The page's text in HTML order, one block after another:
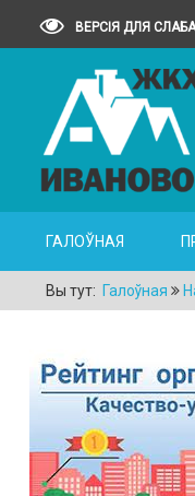
ВЕРСІЯ ДЛЯ
ГАЛОЎНАЯ
Вы тут: Галоўная